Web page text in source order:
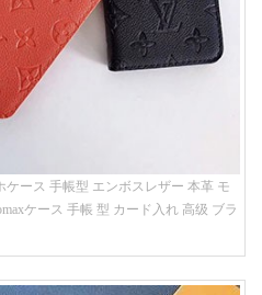
ケース 手帳型 エンボスレザー 本革 モ
ケース 手帳 型 カード入れ 高级 ブラ
男女通用 大人かわいい